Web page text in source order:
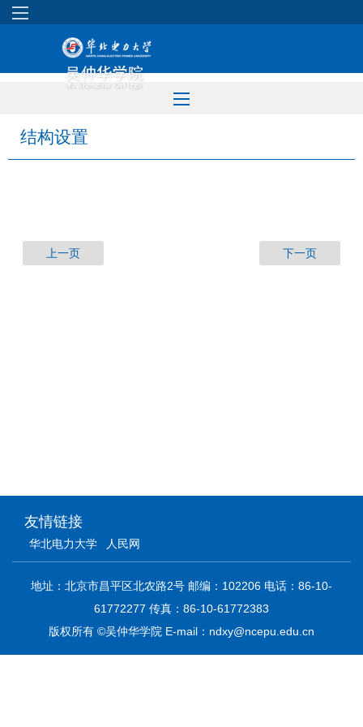
结构设置
上一页 下一页
友情链接
华北电力大学 人民网
地址：北京市昌平区北农路2号 邮编：102206 电话：86-10-
61772277 传真：86-10-61772383
版权所有 ©吴仲华学院 E-mail：ndxy@ncepu.edu.cn